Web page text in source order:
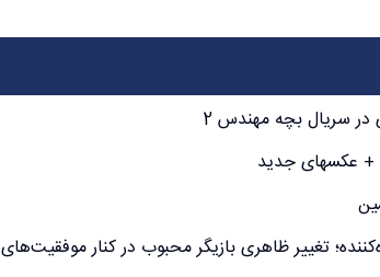
سریال بچه مهندس 2
+ عکسهای جدید
تغییر ظاهری بازیگر محبوب در کنار موفقیت‌های